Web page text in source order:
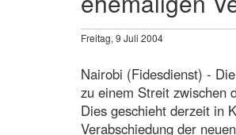
Freitag, 9 Juli 2004
Nairobi (Fidesdienst) -
zu einem Streit zwischen
Dies geschieht derzeit in
Verabschiedung der